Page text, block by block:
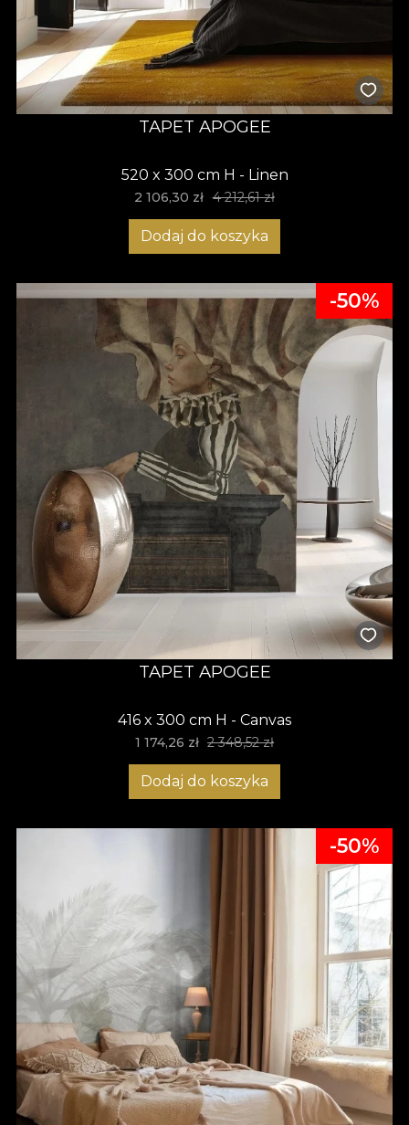
TAPET APOGEE
520 x 300 cm H - Linen
2 106,30 zł 4 212,61 zł
Dodaj do koszyka
-50%
TAPET APOGEE
416 x 300 cm H - Canvas
1 174,26 zł 2 348,52 zł
Dodaj do koszyka
-50%